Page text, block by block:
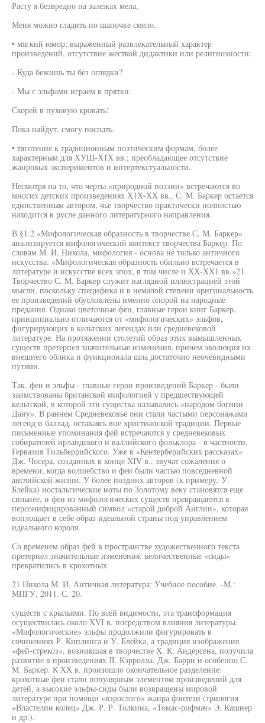
Расту я безвредно на залежах мела,
Меня можно гладить по шапочке смело.
• мягкий юмор, выраженный развлекательный характер
произведений, отсутствие жесткой дидактики или религиозности:
- Куда бежишь ты без оглядки?
- Мы с эльфами играем в прятки.
Скорей в пуховую кровать!
Пока найдут, смогу поспать.
• тяготение к традиционным поэтическим формам, более
характерным для ХУШ-Х1Х вв.; преобладающее отсутствие
жанровых экспериментов и интертекстуальности.
Несмотря на то, что черты «природной поэзии» встречаются во
многих детских произведениях Х1Х-ХХ вв., С. М. Баркер остается
единственным автором, чье творчество практически полностью
находится в русле данного литературного направления.
В §1.2 «Мифологическая образность в творчестве С. М. Баркер»
анализируется мифологический контекст творчества Баркер. По
словам М. И. Никола, мифология - основа не только античного
искусства: «Мифологическая образность обильно встречается в
литературе и искусстве всех эпох, в том числе и ХХ-ХХ1 вв.»21.
Творчество С. М. Баркер служит наглядной иллюстрацией этой
мысли, поскольку специфика и в немалой степени оригинальность
ее произведений обусловлены именно опорой на народные
предания. Однако цветочные феи, главные герои книг Баркер,
принципиально отличаются от «мифологических» эльфов,
фигурирующих в кельтских легендах или средневековой
литературе. На протяжении столетий образ этих вымышленных
существ претерпел значительные изменения, причем эволюция их
внешнего облика и функционала шла достаточно неочевидными
путями.
Так, феи и эльфы - главные герои произведений Баркер - были
заимствованы британской мифологией у предшествующей
кельтской, в которой эти существа назывались «народом богини
Дану». В раннем Средневековье они стали частыми персонажами
легенд и баллад, оставаясь вне христианской традиции. Первые
письменные упоминания фей встречаются у средневековых
собирателей ирландского и валлийского фольклора - в частности,
Гервазия Тильберрийского. Уже в «Кентерберийских рассказах»
Дж. Чосера, созданных в конце XIV в., звучат сожаления о
времени, когда волшебство и феи были частью повседневной
английской жизни. У более поздних авторов (к примеру, У.
Блейка) ностальгические ноты по Золотому веку становятся еще
сильнее, и феи из мифологических существ превращаются в
персонифицированный символ «старой доброй Англии», которая
воплощает в себе образ идеальной страны под управлением
идеального короля.
Со временем образ фей в пространстве художественного текста
претерпел значительные изменения: величественные «сиды»
превратились в крохотных
21 Никола М. И. Античная литература: Учебное пособие. -М.:
МПГУ, 2011. С. 20.
существ с крыльями. По всей видимости, эта трансформация
осуществилась около XVI в. посредством влияния литературы.
«Мифологические» эльфы продолжили фигурировать в
сочинениях Р. Киплинга и У. Блейка, а традиция изображения
«фей-стрекоз», возникшая в творчестве X. К. Андерсена, получила
развитие в произведениях JI. Кэрролла, Дж. Барри и особенно С.
М. Баркер. К XX в. произошло окончательное разделение:
крохотные феи стали популярным элементом произведений для
детей, а высокие эльфы-сиды были возвращены мировой
литературе при помощи «взрослого» жанра фэнтези (трилогия
«Властелин колец» Дж. Р. Р. Толкина, «Томас-рифмач» Э. Кашнер
и др.).